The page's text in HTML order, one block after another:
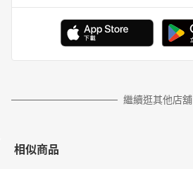
繼續逛其他店舖
相似商品